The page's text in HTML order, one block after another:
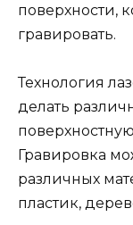
поверхности,
гравировать.
Технология
делать
Гравировка
различных
пластик,